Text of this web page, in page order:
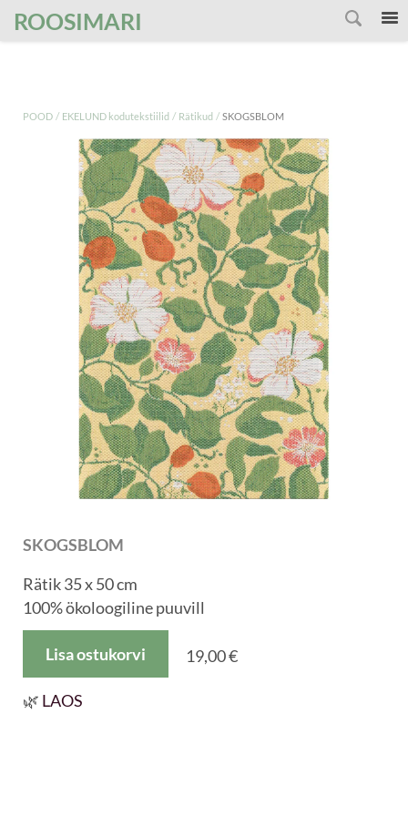
ROOSIMARI
POOD / EKELUND kodutekstiilid / Rätikud / SKOGSBLOM
SKOGSBLOM
Rätik 35 x 50 cm
100% ökoloogiline puuvill
Lisa ostukorvi 19,00 €
🌿 LAOS